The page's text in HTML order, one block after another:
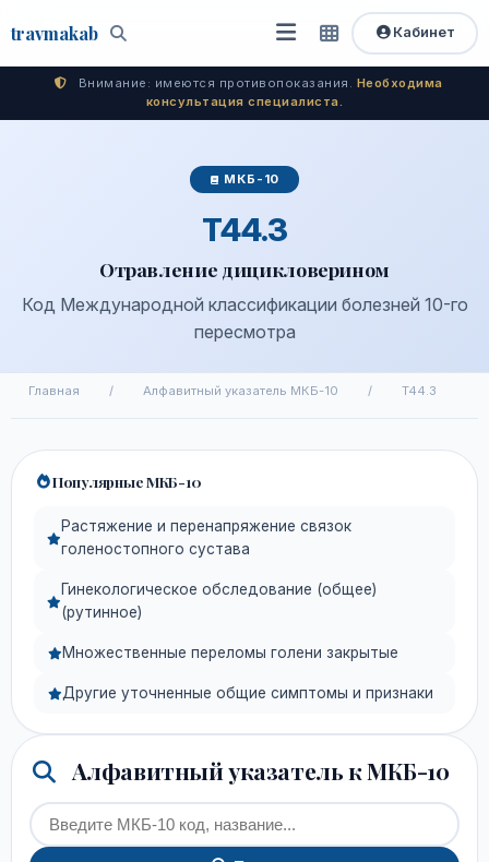
travmakab Поиск
Открыть
меню
Быстрый
доступ
Кабинет
Внимание: имеются противопоказания. Необходима
консультация специалиста.
МКБ-10
T44.3
Отравление дицикловерином
Код Международной классификации болезней 10-го
пересмотра
Главная / Алфавитный указатель МКБ-10 / T44.3
Популярные МКБ-10
Растяжение и перенапряжение связок
голеностопного сустава
Гинекологическое обследование (общее)
(рутинное)
Множественные переломы голени закрытые
Другие уточненные общие симптомы и признаки
Алфавитный указатель к МКБ-10